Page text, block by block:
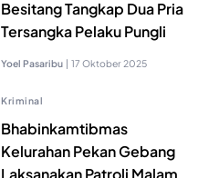
Besitang Tangkap Dua Pria
Tersangka Pelaku Pungli
Yoel Pasaribu | 17 Oktober 2025
Kriminal
Bhabinkamtibmas
Kelurahan Pekan Gebang
Laksanakan Patroli Malam